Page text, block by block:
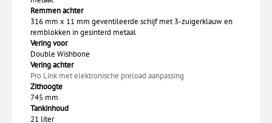
Remmen achter
316 mm x 11 mm geventileerde schijf met 3-zuigerklauw en
remblokken in gesinterd metaal
Vering voor
Double Wishbone
Vering achter
Pro Link met elektronische preload aanpassing
Zithoogte
745 mm
Tankinhoud
21 liter